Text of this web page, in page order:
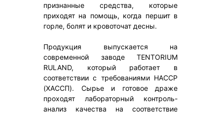
признанные средства, которые
приходят на помощь, когда першит в
горле, болят и кровоточат десны.
Продукция выпускается на
современной заводе TENTORIUM
RULAND, который работает в
соответствии с требованиями HACCP
(ХАССП). Сырье и готовое драже
проходят лабораторный контроль-
анализ качества на соответствие